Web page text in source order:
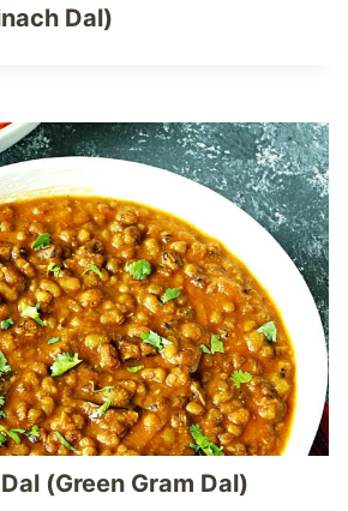
Dal)
(Green Gram Dal)